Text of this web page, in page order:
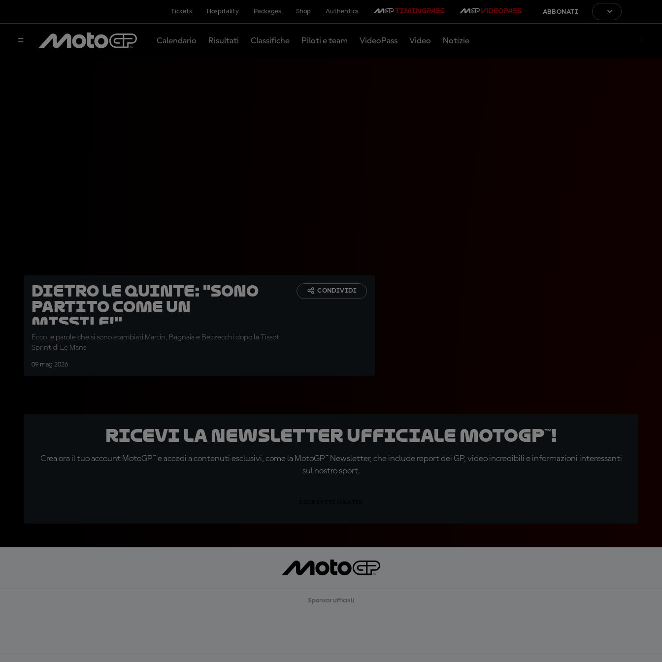
Tickets Hospitality Packages Shop Authentics ABBONATI
Calendario Risultati Classifiche Piloti e team VideoPass Video Notizie
DIETRO LE QUINTE: "Sono
partito come un
missile!"
Ecco le parole che si sono scambiati Martin, Bagnaia e Bezzecchi dopo la Tissot
Sprint di Le Mans
09 mag 2026
CONDIVIDI
Ricevi la newsletter ufficiale MotoGP™!
Crea ora il tuo account MotoGP™ e accedi a contenuti esclusivi, come la MotoGP™ Newsletter, che include report dei GP, video incredibili e informazioni interessanti
sul nostro sport.
Sponsor ufficiali